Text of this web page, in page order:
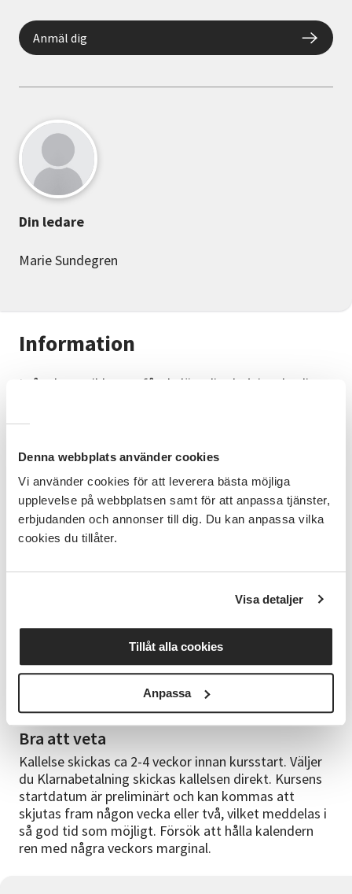
Denna webbplats använder cookies
Vi använder cookies för att leverera bästa möjliga
upplevelse på webbplatsen samt för att anpassa tjänster,
erbjudanden och annonser till dig. Du kan anpassa vilka
cookies du tillåter.
Visa detaljer
Tillåt alla cookies
Anpassa
Information
I våra keramikkurser får du lära dig drejning, kavling,
Förkunskaper
Inga förkunskaper krävs.
Kursmaterial
för lera, glasyr och bränning. Faktureras efter
Marie L Sundegren,, keramiker
Kurslokal
Redbergsskolan, Örngatan 6
Bra att veta
Kallelse skickas ca 2-4 veckor innan kursstart. Väljer
du Klarnabetalning skickas kallelsen direkt. Kursens
startdatum är preliminärt och kan kommas att
skjutas fram någon vecka eller två, vilket meddelas i
så god tid som möjligt. Försök att hålla kalendern
ren med några veckors marginal.
Anmäl dig
Din ledare
Marie Sundegren